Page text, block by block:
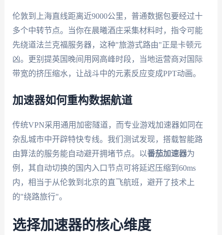
伦敦到上海直线距离近9000公里，普通数据包要经过十
多个中转节点。当你在晨曦酒庄采集材料时，指令可能
先绕道法兰克福服务器，这种"旅游式路由"正是卡顿元
凶。更别提英国晚间用网高峰时段，当地运营商对国际
带宽的挤压缩水，让战斗中的元素反应变成PPT动画。
加速器如何重构数据航道
传统VPN采用通用加密隧道，而专业游戏加速器如同在
杂乱城市中开辟特快专线。我们测试发现，搭载智能路
由算法的服务能自动避开拥堵节点。以番茄加速器为
例，其自动切换的国内入口节点可将延迟压缩到60ms
内，相当于从伦敦到北京的直飞航班，避开了技术上
的"绕路旅行"。
选择加速器的核心维度